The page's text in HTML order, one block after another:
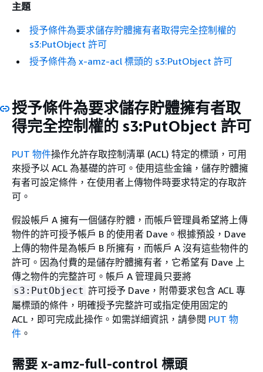
主題
授予條件為要求儲存貯體擁有者取得完全控制權的
s3:PutObject 許可
授予條件為 x-amz-acl 標頭的 s3:PutObject 許可
授予條件為要求儲存貯體擁有者取
得完全控制權的 s3:PutObject 許可
PUT 物件操作允許存取控制清單 (ACL) 特定的標頭，可用
來授予以 ACL 為基礎的許可。使用這些金鑰，儲存貯體擁
有者可設定條件，在使用者上傳物件時要求特定的存取許
可。
假設帳戶 A 擁有一個儲存貯體，而帳戶管理員希望將上傳
物件的許可授予帳戶 B 的使用者 Dave。根據預設，Dave
上傳的物件是為帳戶 B 所擁有，而帳戶 A 沒有這些物件的
許可。因為付費的是儲存貯體擁有者，它希望有 Dave 上
傳之物件的完整許可。帳戶 A 管理員只要將
s3:PutObject 許可授予 Dave，附帶要求包含 ACL 專
屬標頭的條件，明確授予完整許可或指定使用固定的
ACL，即可完成此操作。如需詳細資訊，請參閱 PUT 物
件 。
需要 x-amz-full-control 標頭